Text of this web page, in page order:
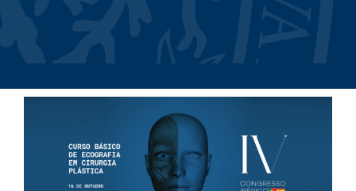
Curso Básico de
Ecografia em Cirurgia
Plástica